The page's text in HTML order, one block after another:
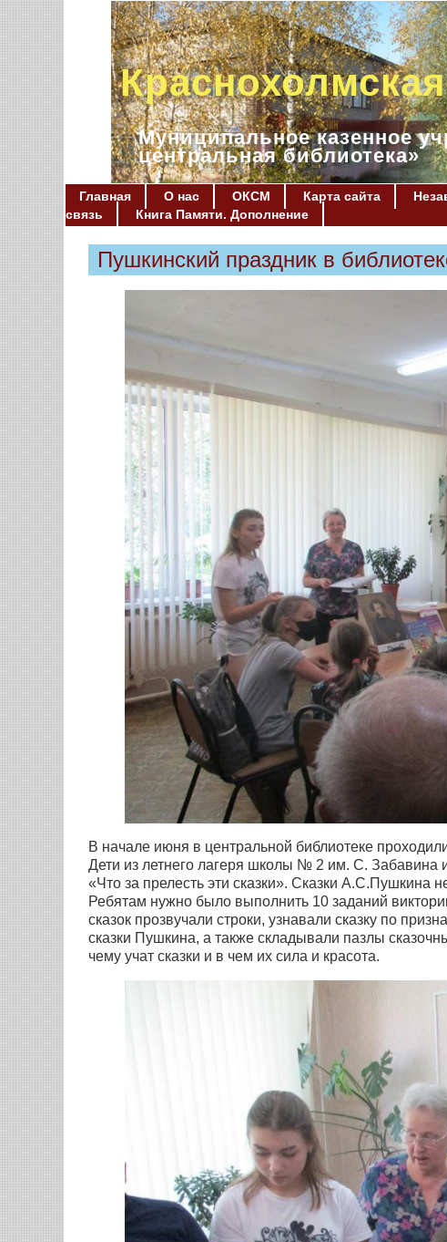
Муниципальное казенное
центральная библиотека»
Главная О нас ОКСМ Карта сайта
связь
Книга Памяти. Дополнение
Пушкинский праздник в
В начале июня в центральной библиотеке
Дети из летнего лагеря школы № 2 им. С. Забавина
«Что за прелесть эти сказки». Сказки А.С.Пушкина
Ребятам нужно было выполнить 10 заданий
сказок прозвучали строки, узнавали сказку по
сказки Пушкина, а также складывали пазлы
чему учат сказки и в чем их сила и красота.